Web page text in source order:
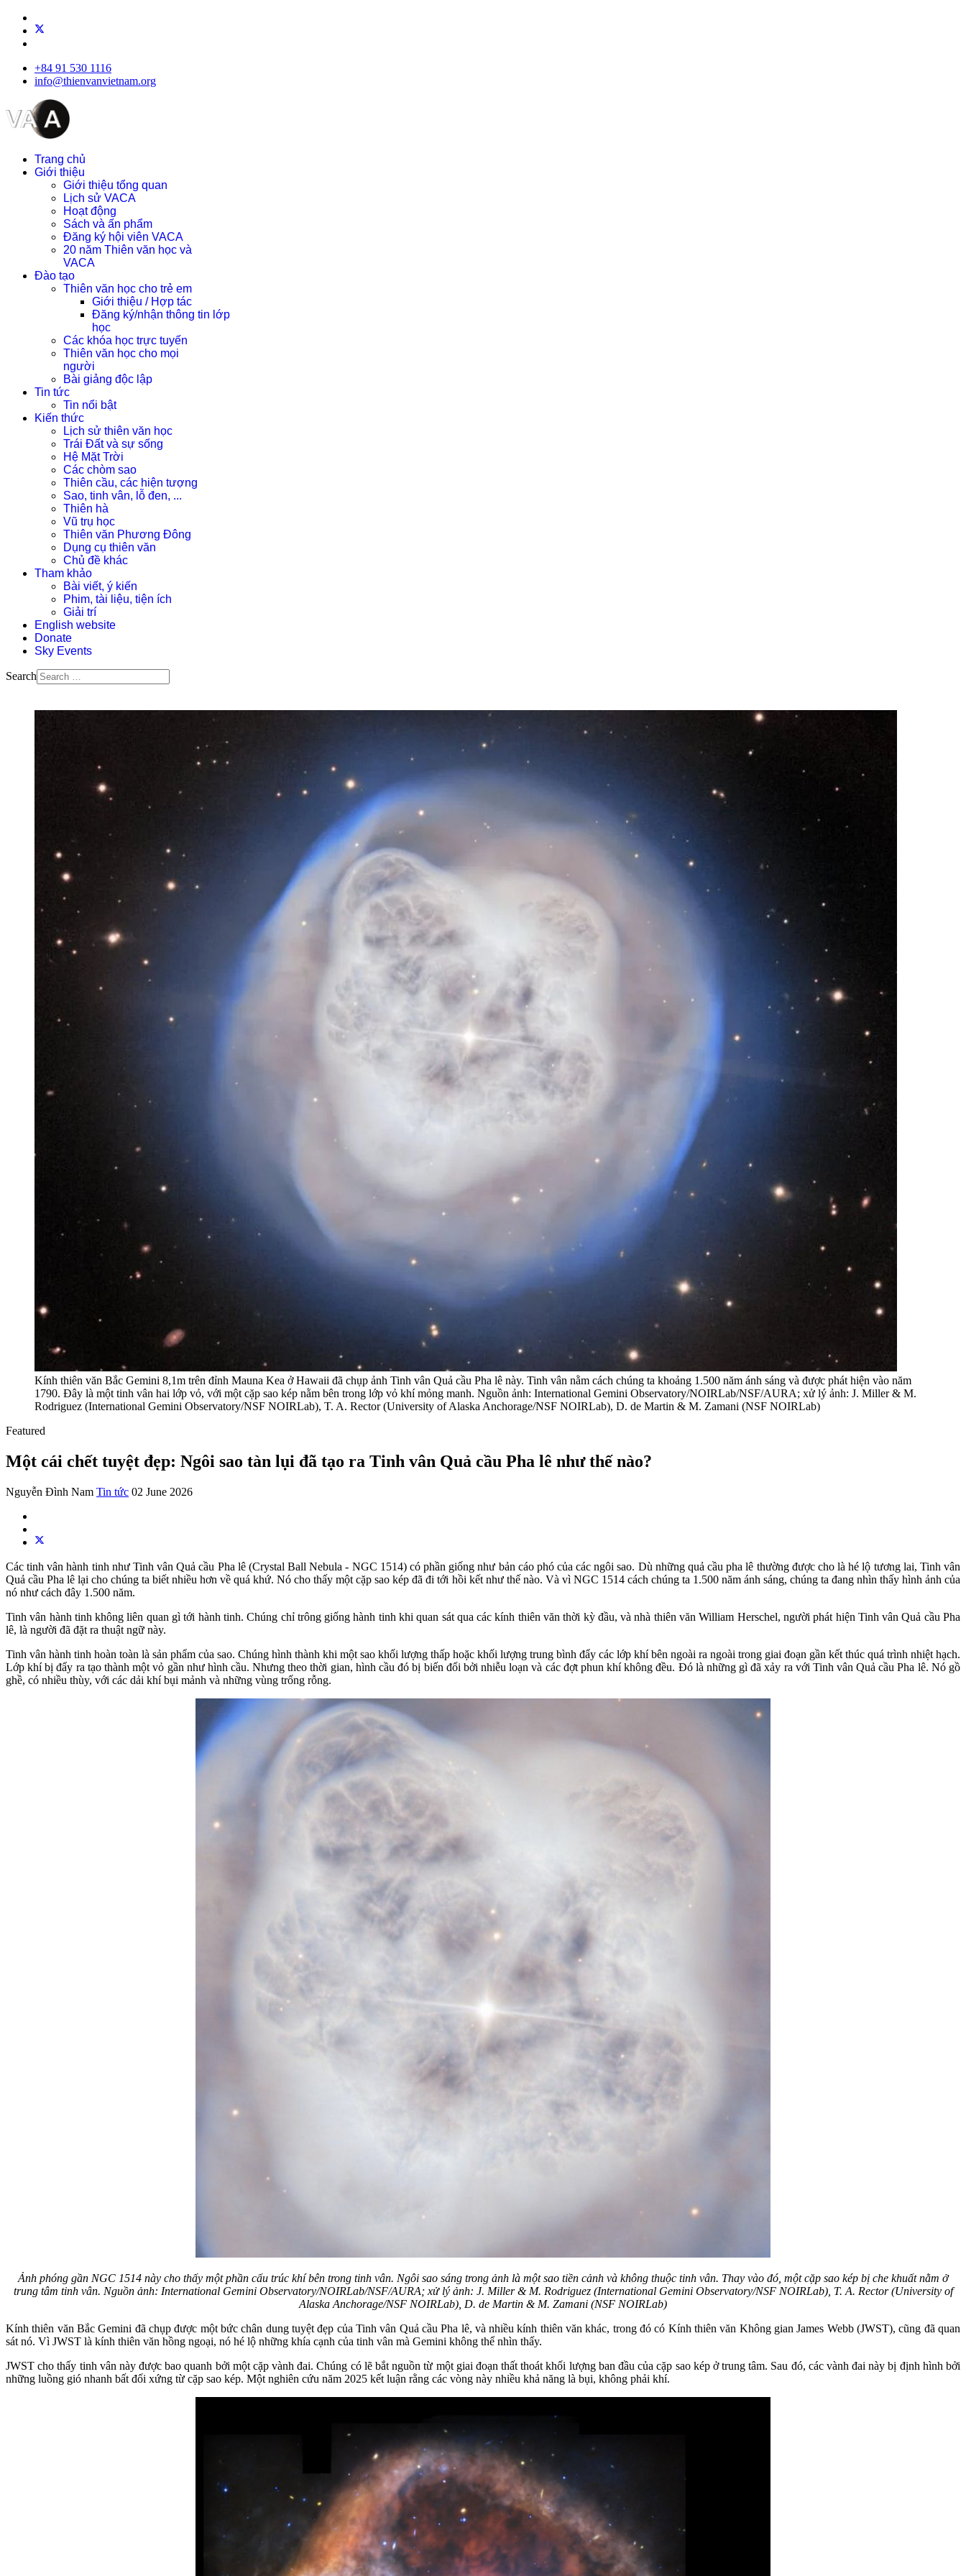
+84 91 530 1116
info@thienvanvietnam.org
Trang chủ
Giới thiệu
Giới thiệu tổng quan
Lịch sử VACA
Hoạt động
Sách và ấn phẩm
Đăng ký hội viên VACA
20 năm Thiên văn học và
VACA
Đào tạo
Thiên văn học cho trẻ em
Giới thiệu / Hợp tác
Đăng ký/nhận thông tin lớp
học
Các khóa học trực tuyến
Thiên văn học cho mọi
người
Bài giảng độc lập
Tin tức
Tin nổi bật
Kiến thức
Lịch sử thiên văn học
Trái Đất và sự sống
Hệ Mặt Trời
Các chòm sao
Thiên cầu, các hiện tượng
Sao, tinh vân, lỗ đen, ...
Thiên hà
Vũ trụ học
Thiên văn Phương Đông
Dụng cụ thiên văn
Chủ đề khác
Tham khảo
Bài viết, ý kiến
Phim, tài liệu, tiện ích
Giải trí
English website
Donate
Sky Events
Search
Kính thiên văn Bắc Gemini 8,1m trên đỉnh Mauna Kea ở Hawaii đã chụp ảnh Tinh vân Quả cầu Pha lê này. Tinh vân nằm cách chúng ta khoảng 1.500 năm ánh sáng và được phát hiện vào năm
1790. Đây là một tinh vân hai lớp vỏ, với một cặp sao kép nằm bên trong lớp vỏ khí mỏng manh. Nguồn ảnh: International Gemini Observatory/NOIRLab/NSF/AURA; xử lý ảnh: J. Miller & M.
Rodriguez (International Gemini Observatory/NSF NOIRLab), T. A. Rector (University of Alaska Anchorage/NSF NOIRLab), D. de Martin & M. Zamani (NSF NOIRLab)
Featured
Một cái chết tuyệt đẹp: Ngôi sao tàn lụi đã tạo ra Tinh vân Quả cầu Pha lê như thế nào?
Nguyễn Đình Nam Tin tức 02 June 2026
Các tinh vân hành tinh như Tinh vân Quả cầu Pha lê (Crystal Ball Nebula - NGC 1514) có phần giống như bản cáo phó của các ngôi sao. Dù những quả cầu pha lê thường được cho là hé lộ tương lai, Tinh vân
Quả cầu Pha lê lại cho chúng ta biết nhiều hơn về quá khứ. Nó cho thấy một cặp sao kép đã đi tới hồi kết như thế nào. Và vì NGC 1514 cách chúng ta 1.500 năm ánh sáng, chúng ta đang nhìn thấy hình ảnh của
nó như cách đây 1.500 năm.
Tinh vân hành tinh không liên quan gì tới hành tinh. Chúng chỉ trông giống hành tinh khi quan sát qua các kính thiên văn thời kỳ đầu, và nhà thiên văn William Herschel, người phát hiện Tinh vân Quả cầu Pha
lê, là người đã đặt ra thuật ngữ này.
Tinh vân hành tinh hoàn toàn là sản phẩm của sao. Chúng hình thành khi một sao khối lượng thấp hoặc khối lượng trung bình đẩy các lớp khí bên ngoài ra ngoài trong giai đoạn gần kết thúc quá trình nhiệt hạch.
Lớp khí bị đẩy ra tạo thành một vỏ gần như hình cầu. Nhưng theo thời gian, hình cầu đó bị biến đổi bởi nhiễu loạn và các đợt phun khí không đều. Đó là những gì đã xảy ra với Tinh vân Quả cầu Pha lê. Nó gồ
ghề, có nhiều thùy, với các dải khí bụi mảnh và những vùng trống rỗng.
Ảnh phóng gần NGC 1514 này cho thấy một phần cấu trúc khí bên trong tinh vân. Ngôi sao sáng trong ảnh là một sao tiền cảnh và không thuộc tinh vân. Thay vào đó, một cặp sao kép bị che khuất nằm ở
trung tâm tinh vân. Nguồn ảnh: International Gemini Observatory/NOIRLab/NSF/AURA; xử lý ảnh: J. Miller & M. Rodriguez (International Gemini Observatory/NSF NOIRLab), T. A. Rector (University of
Alaska Anchorage/NSF NOIRLab), D. de Martin & M. Zamani (NSF NOIRLab)
Kính thiên văn Bắc Gemini đã chụp được một bức chân dung tuyệt đẹp của Tinh vân Quả cầu Pha lê, và nhiều kính thiên văn khác, trong đó có Kính thiên văn Không gian James Webb (JWST), cũng đã quan
sát nó. Vì JWST là kính thiên văn hồng ngoại, nó hé lộ những khía cạnh của tinh vân mà Gemini không thể nhìn thấy.
JWST cho thấy tinh vân này được bao quanh bởi một cặp vành đai. Chúng có lẽ bắt nguồn từ một giai đoạn thất thoát khối lượng ban đầu của cặp sao kép ở trung tâm. Sau đó, các vành đai này bị định hình bởi
những luồng gió nhanh bất đối xứng từ cặp sao kép. Một nghiên cứu năm 2025 kết luận rằng các vòng này nhiều khả năng là bụi, không phải khí.